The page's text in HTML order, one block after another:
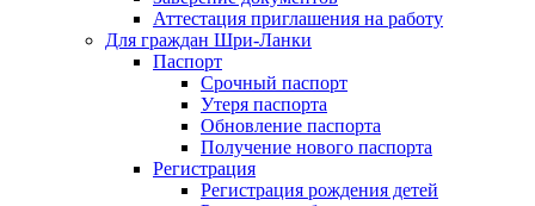
Аттестация приглашения на работу
Для граждан Шри-Ланки
Паспорт
Срочный паспорт
Утеря паспорта
Обновление паспорта
Получение нового паспорта
Регистрация
Регистрация рождения детей